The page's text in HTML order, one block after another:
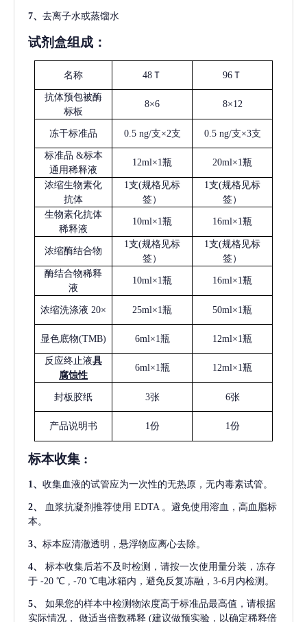
7、 去离子水或蒸馏水
试剂盒组成：
名称 48Ｔ 96Ｔ
抗体预包被酶
标板
8×6 8×12
冻干标准品 0.5 ng/支×2支 0.5 ng/支×3支
标准品 &标本
通用稀释液
12ml×1瓶 20ml×1瓶
浓缩生物素化
抗体
1支(规格见标
签）
1支(规格见标
签）
生物素化抗体
稀释液
10ml×1瓶 16ml×1瓶
浓缩酶结合物
1支(规格见标
签）
1支(规格见标
签）
酶结合物稀释
液
10ml×1瓶 16ml×1瓶
浓缩洗涤液 20× 25ml×1瓶 50ml×1瓶
显色底物(TMB) 6ml×1瓶 12ml×1瓶
反应终止液具
腐蚀性
6ml×1瓶 12ml×1瓶
封板胶纸 3张 6张
产品说明书 1份 1份
标本收集 :
1 、 收集血液的试管应为一次性的无热原，无内毒素试管。
2、 血浆抗凝剂推荐使用 EDTA 。避免使用溶血，高血脂标
本。
3、 标本应清澈透明，悬浮物应离心去除。
4、
标本收集后若不及时检测，请按一次使用量分装，冻存
于 -20 ℃ , -70 ℃电冰箱内，避免反复冻融，3-6月内检测。
5、
如果您的样本中检测物浓度高于标准品最高值，请根据
实际情况，
做适当倍数稀释 (建议做预实验，以确定稀释倍